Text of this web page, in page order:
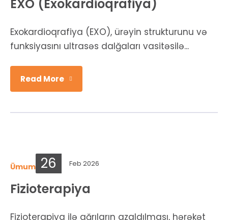
EXO (Exokardioqrafiya)
Exokardioqrafiya (EXO), ürəyin strukturunu və
funksiyasını ultrasəs dalğaları vasitəsilə...
Read More
26 Feb 2026
Ümumi şöbələr
Fizioterapiya
Fizioterapiya ilə ağrıların azaldılması, hərəkət